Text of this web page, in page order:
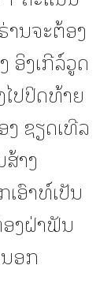
ານຈະຕ້ອງ
ອິງເກີລ໌ວູດ
ປປິດທ້າຍ
ຊຽດເທີລ
າງ
ອົາທ໌ເປັນ
ງຝ່າຟັນ
ອກ